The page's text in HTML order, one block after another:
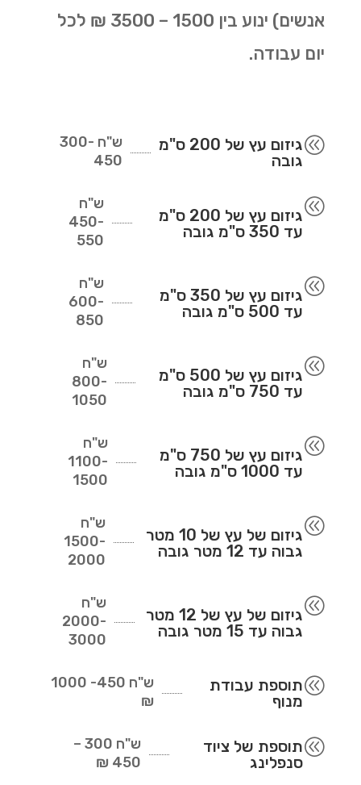
אנשים) ינוע בין 1500 – 3500 ₪ לכל
יום עבודה.
@
גיזום עץ של 200 ס"מ
גובה
ש"ח 300-
450
@
גיזום עץ של 200 ס"מ
עד 350 ס"מ גובה
ש"ח
450-
550
@
גיזום עץ של 350 ס"מ
עד 500 ס"מ גובה
ש"ח
600-
850
@
גיזום עץ של 500 ס"מ
עד 750 ס"מ גובה
ש"ח
800-
1050
@
גיזום עץ של 750 ס"מ
עד 1000 ס"מ גובה
ש"ח
1100-
1500
@
גיזום של עץ של 10 מטר
גבוה עד 12 מטר גובה
ש"ח
1500-
2000
@
גיזום של עץ של 12 מטר
גבוה עד 15 מטר גובה
ש"ח
2000-
3000
@תוספת עבודת
מנוף
ש"ח
450- 1000
₪
@תוספת של ציוד
סנפלינג
ש"ח
300 –
450 ₪